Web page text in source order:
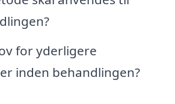
for yderligere
inden behandlingen?